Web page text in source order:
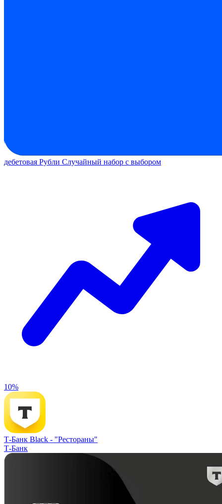
дебетовая Рубли Случайный набор с выбором
10%
Т-Банк Black - "Рестораны"
Т-Банк